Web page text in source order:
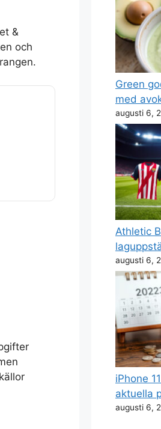
&
och
Green
med
augusti 6,
Athletic
augusti 6,
iPhone
aktuella
augusti 6,